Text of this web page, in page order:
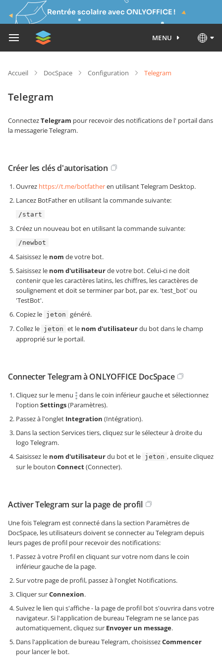
Rentrée scolaire avec ONLYOFFICE !
MENU
Accueil DocSpace Configuration Telegram
Telegram
ConnectezTelegram pour recevoir des notifications de l' portail dans
la messagerie Telegram.
Créer les clés d'autorisation
Ouvrez https://t.me/botfatheren utilisant Telegram Desktop.
Lancez BotFather en utilisant la commande suivante:
/start
Créez un nouveau bot en utilisant la commande suivante:
/newbot
Saisissez le nom de votre bot.
Saisissez le nom d'utilisateurde votre bot. Celui-ci ne doit
contenir que les caractères latins, les chiffres, les caractères de
soulignement et doit se terminer par bot, par ex. 'test_bot' ou
'TestBot'.
Copiez le jeton généré.
Collez le jeton et le nom d'utilisateurdu bot dans le champ
approprié sur le portail.
Connecter Telegram à ONLYOFFICE DocSpace
Cliquez sur le menu
dans le coin inférieur gauche et sélectionnez
l'option Settings(Paramètres).
Passez à l'onglet Integration (Intégration).
Dans la section Services tiers, cliquez sur le sélecteur à droite du
logo Telegram.
Saisissez le nom d'utilisateurdu bot et le jeton , ensuite cliquez
sur le bouton Connect(Connecter).
Activer Telegram sur la page de profil
Une fois Telegram est connecté dans la section Paramètres de
DocSpace, les utilisateurs doivent se connecter au Telegram depuis
leurs pages de profil pour recevoir des notifications:
Passez à votre Profil en cliquant sur votre nom dans le coin
inférieur gauche de la page.
Sur votre page de profil, passez à l'onglet Notifications.
Cliquer surConnexion.
Suivez le lien qui s'affiche - la page de profil bot s'ouvrira dans votre
navigateur. Si l'application de bureau Telegram ne se lance pas
automatiquement, cliquez sur Envoyer un message.
Dans l'application de bureau Telegram, choisissezCommencer
pour lancer le bot.